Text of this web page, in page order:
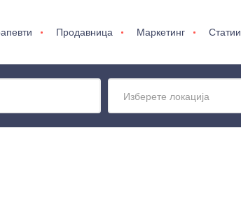
Продавница Маркетинг Статии
Изберете локација